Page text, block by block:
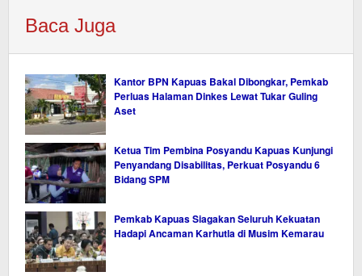
Baca Juga
Kantor BPN Kapuas Bakal Dibongkar, Pemkab
Perluas Halaman Dinkes Lewat Tukar Guling
Aset
Ketua Tim Pembina Posyandu Kapuas Kunjungi
Penyandang Disabilitas, Perkuat Posyandu 6
Bidang SPM
Pemkab Kapuas Siagakan Seluruh Kekuatan
Hadapi Ancaman Karhutla di Musim Kemarau